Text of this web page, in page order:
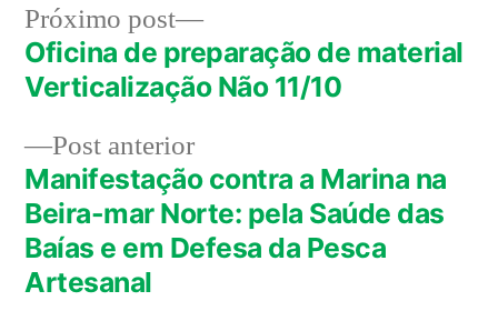
Navegação
Post
Post anteriorPost
anterior:
Manifestação contra a Marina na
Beira-mar Norte: pela Saúde das
Baías e em Defesa da Pesca
Artesanal
Próximo post
Próximo
post:
Oficina de preparação de material
Verticalização Não 11/10